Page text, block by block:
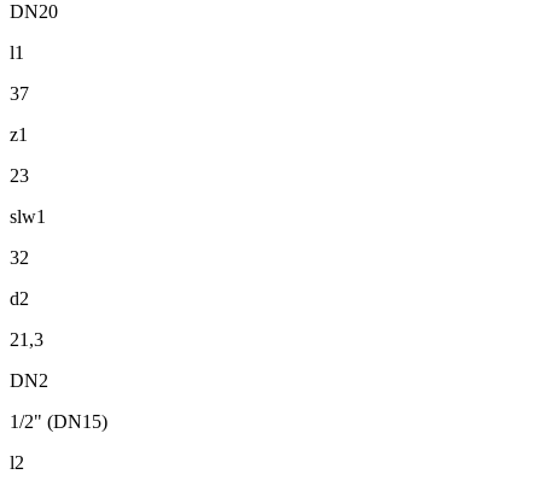
DN20
l1
37
z1
23
slw1
32
d2
21,3
DN2
1/2" (DN15)
l2